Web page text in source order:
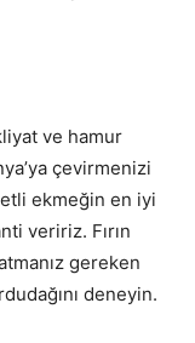
ve hamur
çevirmenizi
ekmeğin en iyi
veririz. Fırın
gereken
deneyin.